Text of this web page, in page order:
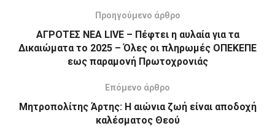
Προηγούμενο άρθρο
ΑΓΡΟΤΕΣ ΝΕΑ LIVE – Πέφτει η αυλαία για τα
Δικαιώματα το 2025 – Όλες οι πληρωμές ΟΠΕΚΕΠΕ
εως παραμονή Πρωτοχρονιάς
Επόμενο άρθρο
Μητροπολίτης Άρτης: Η αιώνια ζωή είναι αποδοχή
καλέσματος Θεού